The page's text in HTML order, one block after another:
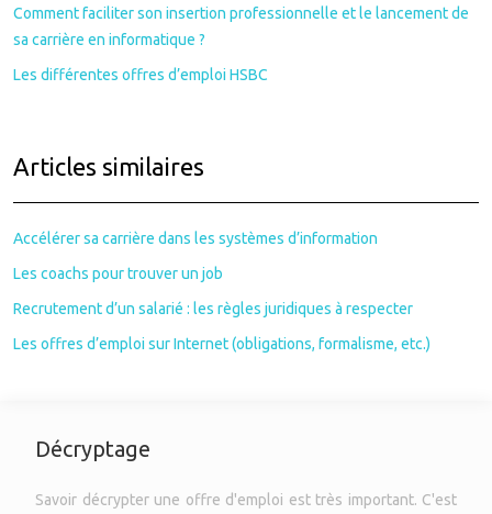
Comment faciliter son insertion professionnelle et le lancement de
sa carrière en informatique ?
Les différentes offres d’emploi HSBC
Articles similaires
Accélérer sa carrière dans les systèmes d’information
Les coachs pour trouver un job
Recrutement d’un salarié : les règles juridiques à respecter
Les offres d’emploi sur Internet (obligations, formalisme, etc.)
Décryptage
Savoir décrypter une offre d'emploi est très important. C'est